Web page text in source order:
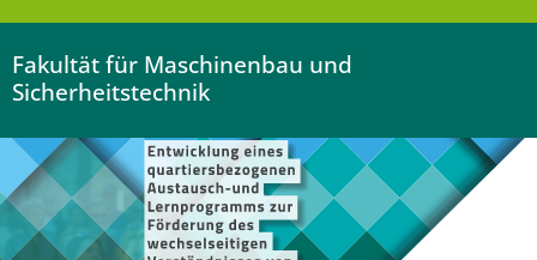
Fakultät für Maschinenbau und
Sicherheitstechnik